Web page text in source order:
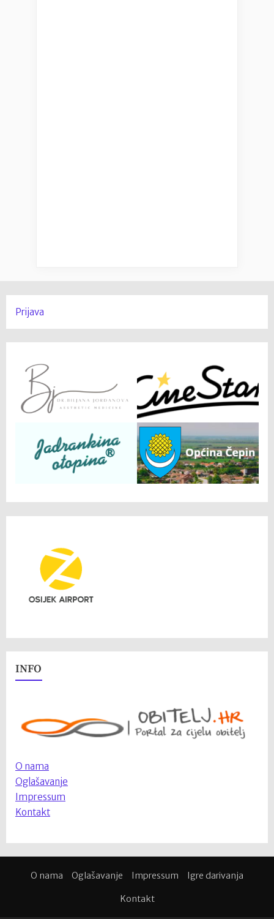
Prijava
INFO
O nama
Oglašavanje
Impressum
Kontakt
O nama Oglašavanje Impressum Igre darivanja
Kontakt